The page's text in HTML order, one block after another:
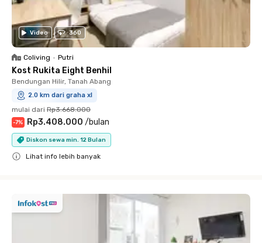
Video 360
Coliving • Putri
Kost Rukita Eight Benhil
Bendungan Hilir, Tanah Abang
2.0 km dari graha xl
mulai dari Rp3.668.000
-7% Rp3.408.000 /bulan
Diskon sewa min. 12 Bulan
Lihat info lebih banyak